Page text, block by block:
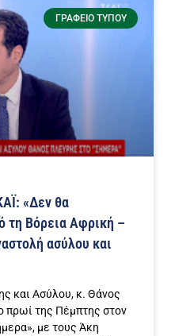
ΓΡΑΦΕΊΟ ΤΎΠΟΥ
«Δεν θα
τη Βόρεια Αφρική –
ασύλου και
και Ασύλου, κ. Θάνος
πρωί της Πέμπτης στον
με τους Άκη